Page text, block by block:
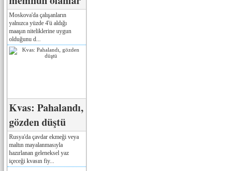
Moskova'da çalışanların
yalnızca yüzde 4'ü aldığı
maaşın niteliklerine uygun
olduğunu d...
Kvas: Pahalandı,
gözden düştü
Rusya'da çavdar ekmeği veya
maltın mayalanmasıyla
hazırlanan geleneksel yaz
içeceği kvasın fiy...